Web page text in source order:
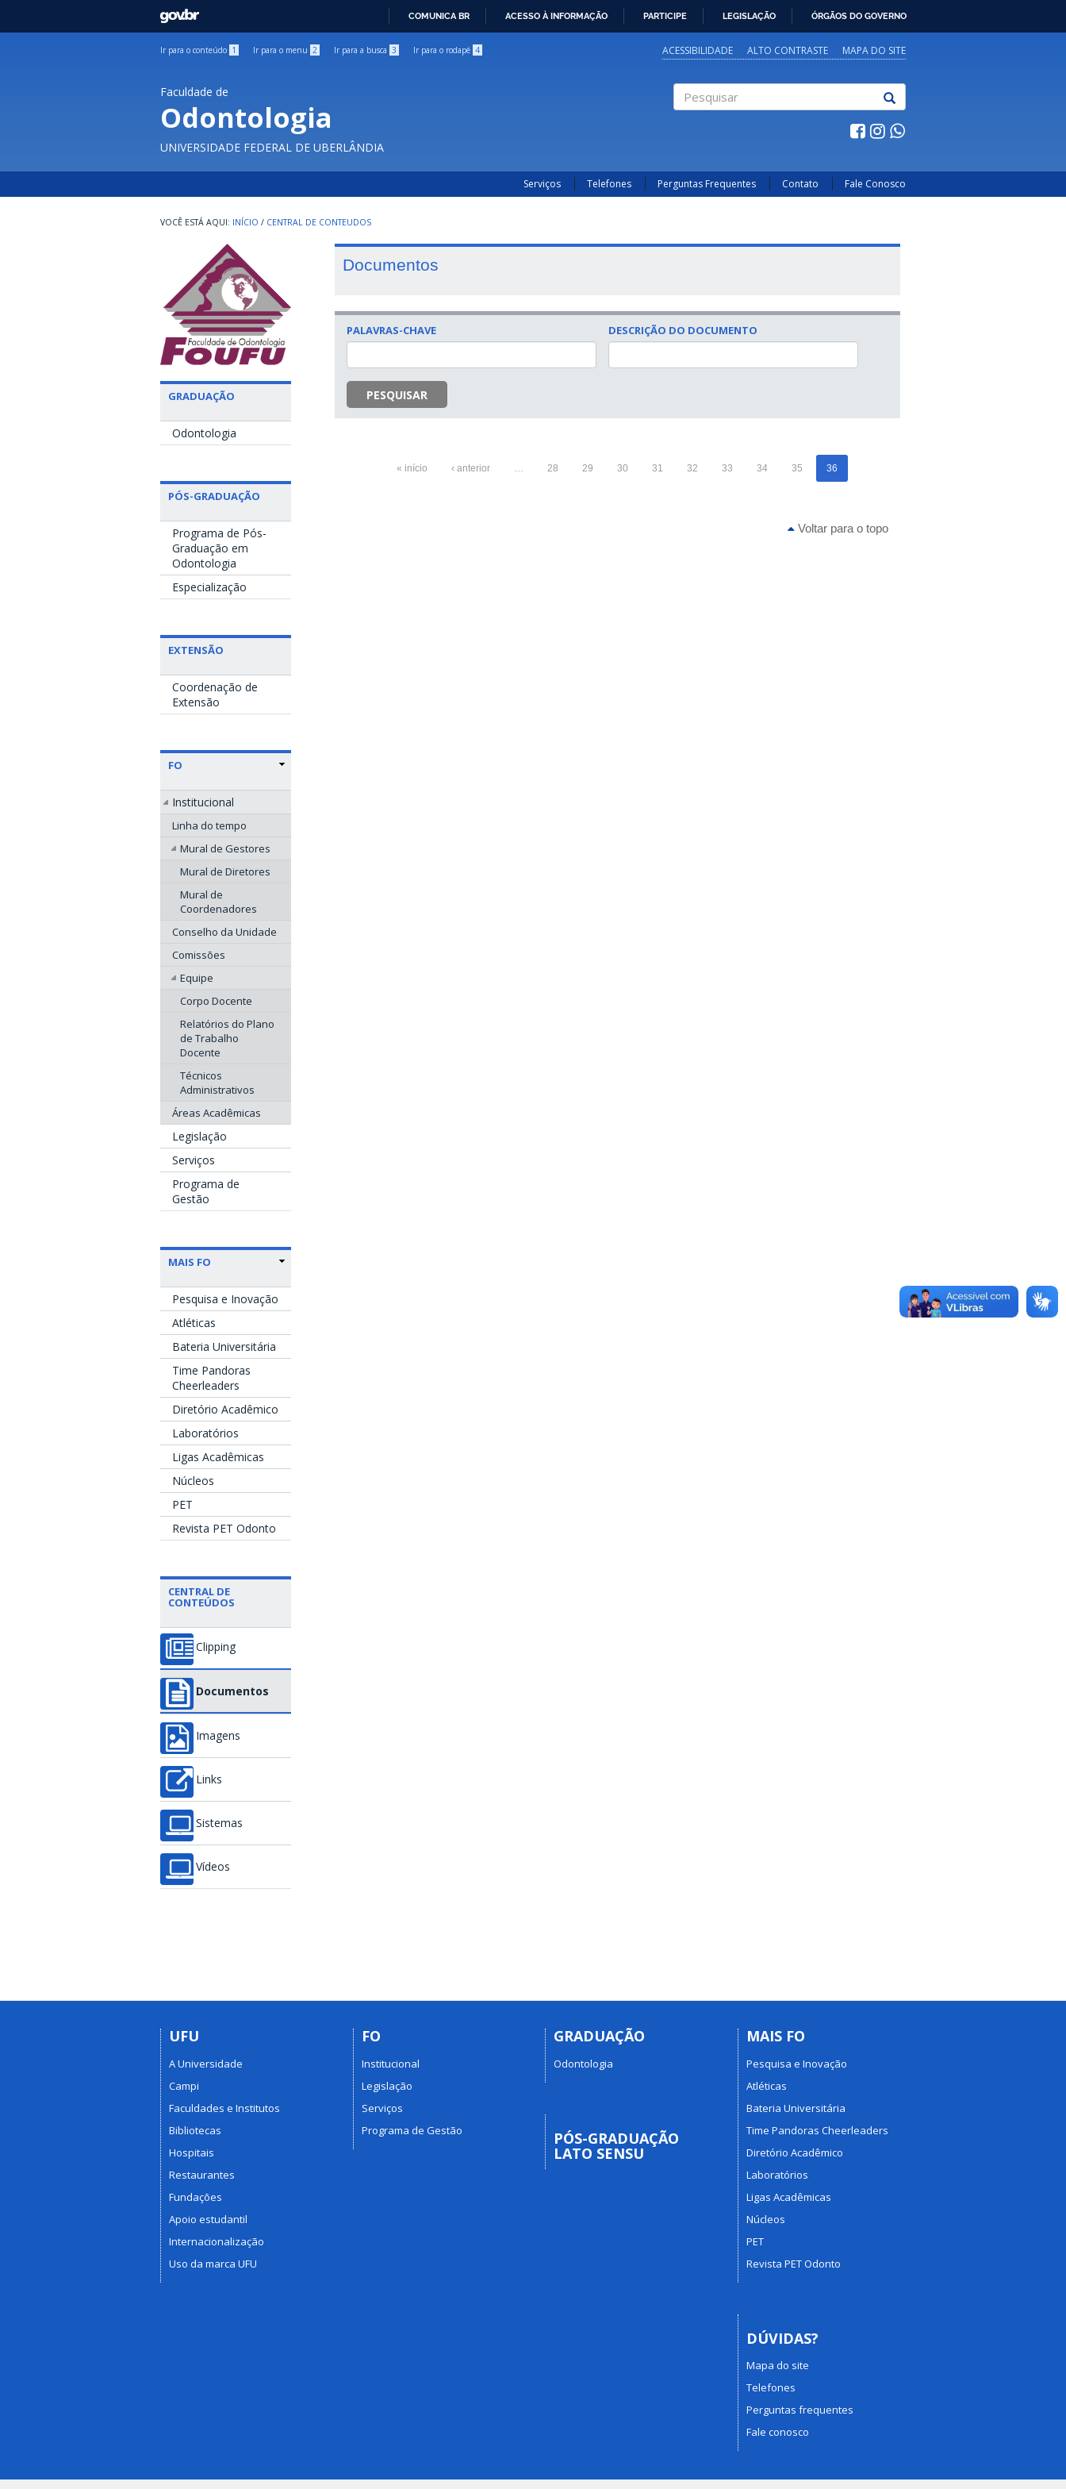
GOVBR
COMUNICA BR ACESSO À INFORMAÇÃO PARTICIPE LEGISLAÇÃO ÓRGÃOS DO GOVERNO
Ir para o conteúdo 1 Ir para o menu 2 Ir para a busca 3 Ir para o rodapé 4 ACESSIBILIDADE ALTO CONTRASTE MAPA DO SITE
Faculdade de
Odontologia
UNIVERSIDADE FEDERAL DE UBERLÂNDIA
Serviços Telefones Perguntas Frequentes Contato Fale Conosco
INÍCIO / CENTRAL DE CONTEUDOS
GRADUAÇÃO
Odontologia
PÓS-GRADUAÇÃO
Programa de Pós-
Graduação em
Odontologia
Especialização
EXTENSÃO
Coordenação de
Extensão
FO
Institucional
Linha do tempo
Mural de Gestores
Mural de Diretores
Mural de
Coordenadores
Conselho da Unidade
Comissões
Equipe
Corpo Docente
Relatórios do Plano
de Trabalho
Docente
Técnicos
Administrativos
Áreas Acadêmicas
Legislação
Serviços
Programa de
Gestão
MAIS FO
Pesquisa e Inovação
Atléticas
Bateria Universitária
Time Pandoras
Cheerleaders
Diretório Acadêmico
Laboratórios
Ligas Acadêmicas
Núcleos
PET
Revista PET Odonto
CENTRAL DE
CONTEÚDOS
Clipping
Documentos
Imagens
Links
Sistemas
Vídeos
Documentos
PALAVRAS-CHAVE DESCRIÇÃO DO DOCUMENTO
PESQUISAR
« início ‹ anterior 28 29 30 31 32 33 34 35 36
Voltar para o topo
UFU
A Universidade
Campi
Faculdades e Institutos
Bibliotecas
Hospitais
Restaurantes
Fundações
Apoio estudantil
Internacionalização
Uso da marca UFU
FO
Institucional
Legislação
Serviços
Programa de Gestão
GRADUAÇÃO
Odontologia
PÓS-GRADUAÇÃO
LATO SENSU
MAIS FO
Pesquisa e Inovação
Atléticas
Bateria Universitária
Time Pandoras Cheerleaders
Diretório Acadêmico
Laboratórios
Ligas Acadêmicas
Núcleos
PET
Revista PET Odonto
DÚVIDAS?
Mapa do site
Telefones
Perguntas frequentes
Fale conosco